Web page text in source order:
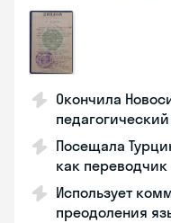
Окончила
педагогический
Посещала
как переводчик
Использует
преодоления